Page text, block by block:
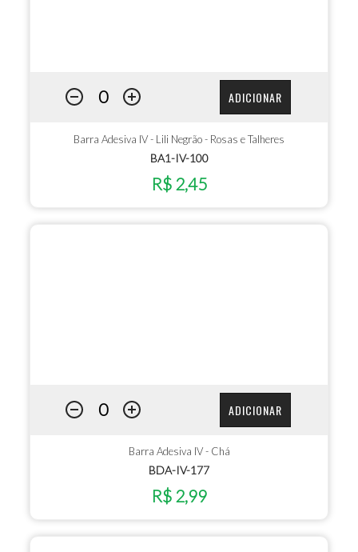
ADICIONAR
Barra Adesiva IV - Lili Negrão - Rosas e Talheres
BA1-IV-100
R$ 2,45
ADICIONAR
Barra Adesiva IV - Chá
BDA-IV-177
R$ 2,99